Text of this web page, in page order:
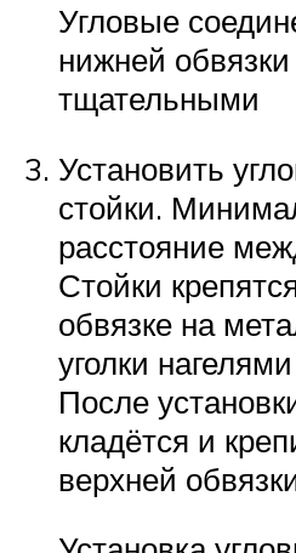
Угловые
нижней
тщательными
Установить
стойки.
расстояние
Стойки
обвязке на
уголки
После
кладётся и
верхней